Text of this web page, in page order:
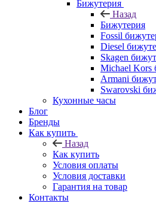
Бижутерия
Назад
Бижутерия
Fossil
Diesel
Skagen
Michael Kors
Armani
Swarovski
Кухонные часы
Блог
Бренды
Как купить
Назад
Как купить
Условия оплаты
Условия доставки
Гарантия на товар
Контакты